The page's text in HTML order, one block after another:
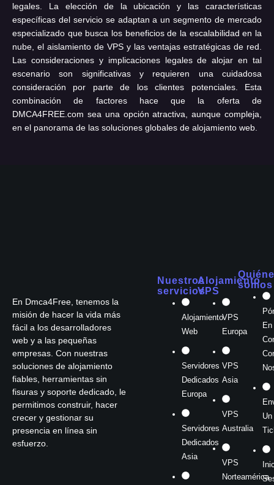
legales. La elección de la ubicación y las características
específicas del servicio se adaptan a un segmento de mercado
especializado que busca los beneficios de la escalabilidad en la
nube, el aislamiento de VPS y las ventajas estratégicas de red.
Las consideraciones y implicaciones legales de alojar en tal
escenario son significativas y requieren una cuidadosa
consideración por parte de los clientes potenciales. Esta
combinación de factores hace que la oferta de
DMCA4FREE.com sea una opción atractiva, aunque compleja,
en el panorama de las soluciones globales de alojamiento web.
En Dmca4Free, tenemos la
misión de hacer la vida más
fácil a los desarrolladores
web y a las pequeñas
empresas. Con nuestras
soluciones de alojamiento
fiables, herramientas sin
fisuras y soporte dedicado, le
permitimos construir, hacer
crecer y gestionar su
presencia en línea sin
esfuerzo.
Nuestros
servicios
Alojamiento
Web
Servidores
Dedicados
Europa
Servidores
Dedicados
Asia
Alojamiento
VPS
VPS
Europa
VPS
Asia
VPS
Australia
VPS
Norteamérica
somos
En
Un